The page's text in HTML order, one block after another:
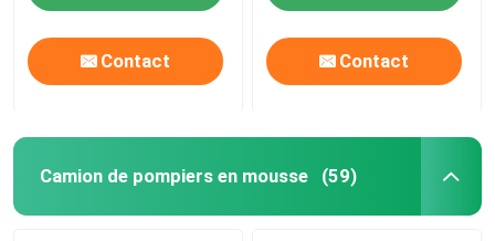
Contact Contact
Camion de pompiers en mousse (59)